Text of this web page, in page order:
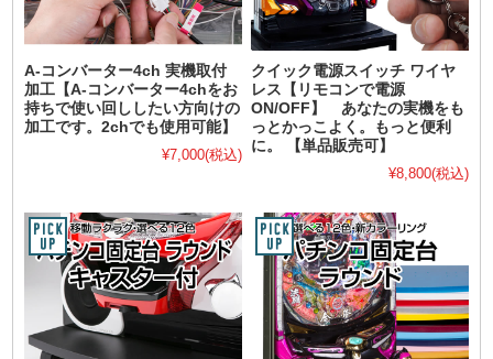
A-コンバーター4ch 実機取付
加工【A-コンバーター4chをお
持ちで使い回ししたい方向けの
加工です。2chでも使用可能】
¥7,000(税込)
クイック電源スイッチ ワイヤ
レス【リモコンで電源
ON/OFF】 あなたの実機をも
っとかっこよく。もっと便利
に。 【単品販売可】
¥8,800(税込)